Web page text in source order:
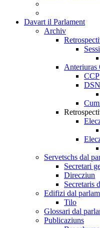
Davart il Parlament
Archiv
Anteriuras
CCP
DSN
Servetschs dal
Secretari
Direcziun
Secretaris
Edifizi dal
Tilo
Glossari dal
Publicaziuns